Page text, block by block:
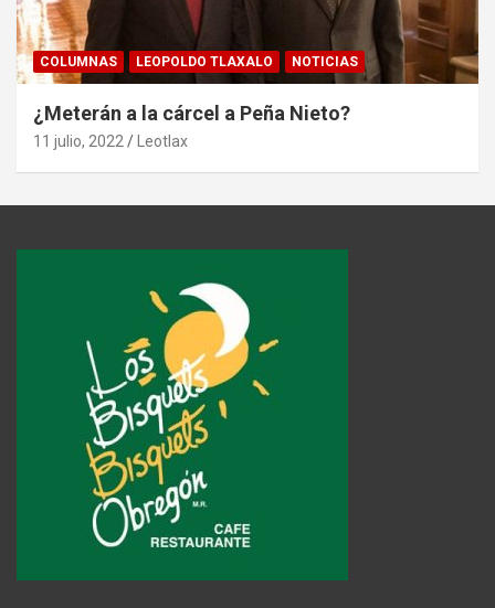
COLUMNAS LEOPOLDO TLAXALO NOTICIAS
¿Meterán a la cárcel a Peña Nieto?
11 julio, 2022 Leotlax